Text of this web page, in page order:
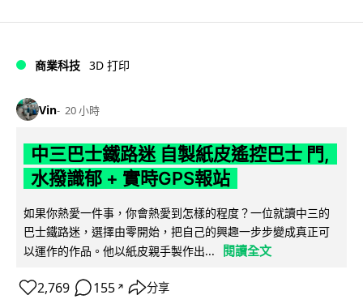
商業科技 3D 打印
Vin 20 小時
中三巴士鐵路迷 自製紙皮遙控巴士 門,
水撥識郁 + 實時GPS報站
如果你熱愛一件事，你會熱愛到怎樣的程度？一位就讀中三的
巴士鐵路迷，選擇由零開始，把自己的興趣一步步變成真正可
以運作的作品。他以紙皮親手製作出...
閱讀全文
2,769 155 ↗ 分享